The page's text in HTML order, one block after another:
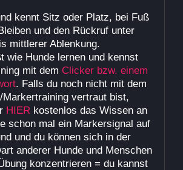
kennt Sitz oder Platz, bei Fuß
und den Rückruf unter
mittlerer Ablenkung.
wie Hunde lernen und kennst
mit dem Clicker bzw. einem
. Falls du noch nicht mit dem
Markertraining vertraut bist,
HIERkostenlos das Wissen an
schon mal ein Markersignal auf
und du können sich in der
anderer Hunde und Menschen
konzentrieren = du kannst